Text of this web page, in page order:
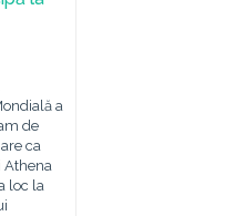
a
de
ca
Athena
loc la